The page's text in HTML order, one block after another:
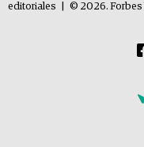
editoriales
© 2026. Forbes